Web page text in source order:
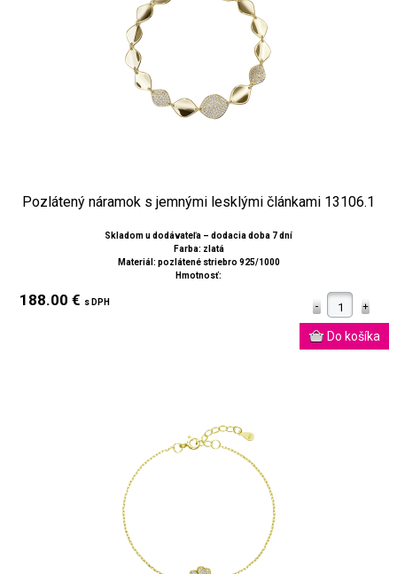
Pozlátený náramok s jemnými lesklými článkami 13106.1
Skladom u dodávateľa – dodacia doba 7 dní
Farba: zlatá
Materiál: pozlátené striebro 925/1000
Hmotnosť:
188.00 € s DPH